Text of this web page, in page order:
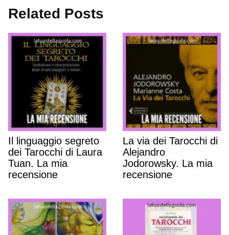
Related Posts
Il linguaggio segreto
dei Tarocchi di Laura
Tuan. La mia
recensione
La via dei Tarocchi di
Alejandro
Jodorowsky. La mia
recensione